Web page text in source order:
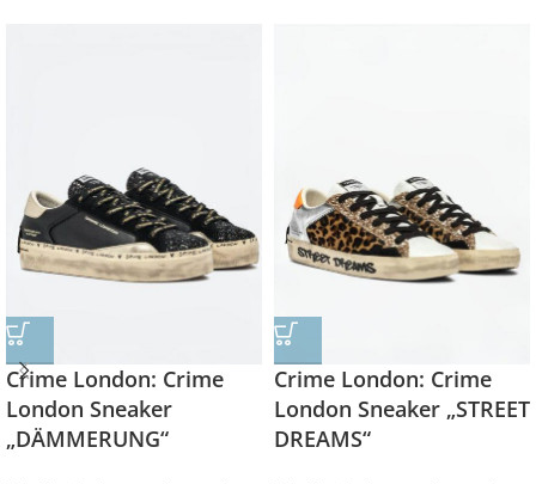
Crime London: Crime
London Sneaker
„DÄMMERUNG“
Crime London: Crime
London Sneaker „STREET
DREAMS“